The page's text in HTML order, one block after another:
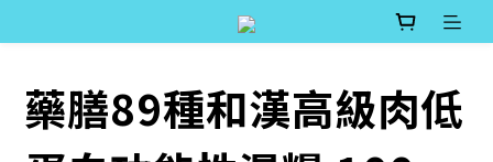
藥膳89種和漢高級肉低